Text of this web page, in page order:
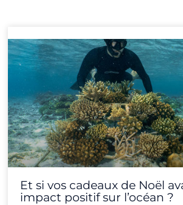
Et si vos cadeaux de Noël
impact positif sur l’océan ?